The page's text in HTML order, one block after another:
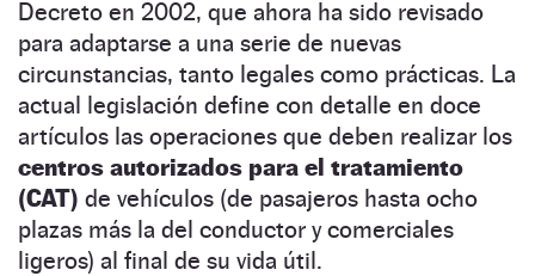
Decreto en 2002, que ahora ha sido revisado
para adaptarse a una serie de nuevas
circunstancias, tanto legales como prácticas. La
actual legislación define con detalle en doce
artículos las operaciones que deben realizar los
centros autorizados para el tratamiento
(CAT) de vehículos (de pasajeros hasta ocho
plazas más la del conductor y comerciales
ligeros) al final de su vida útil.